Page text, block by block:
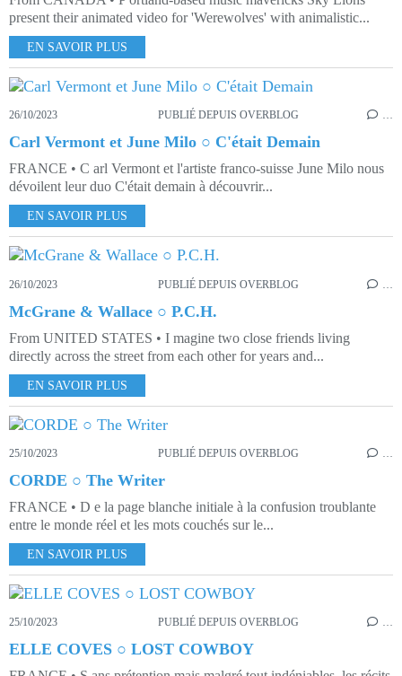
present their animated video for 'Werewolves' with animalistic...
EN SAVOIR PLUS
26/10/2023 PUBLIÉ DEPUIS OVERBLOG …
Carl Vermont et June Milo ○ C'était Demain
FRANCE • C arl Vermont et l'artiste franco-suisse June Milo nous
dévoilent leur duo C'était demain à découvrir...
EN SAVOIR PLUS
26/10/2023 PUBLIÉ DEPUIS OVERBLOG
McGrane & Wallace ○ P.C.H.
From UNITED STATES • I magine two close friends living
directly across the street from each other for years and...
EN SAVOIR PLUS
25/10/2023 PUBLIÉ DEPUIS OVERBLOG …
CORDE ○ The Writer
FRANCE • D e la page blanche initiale à la confusion troublante
entre le monde réel et les mots couchés sur le...
EN SAVOIR PLUS
25/10/2023 PUBLIÉ DEPUIS OVERBLOG …
ELLE COVES ○ LOST COWBOY